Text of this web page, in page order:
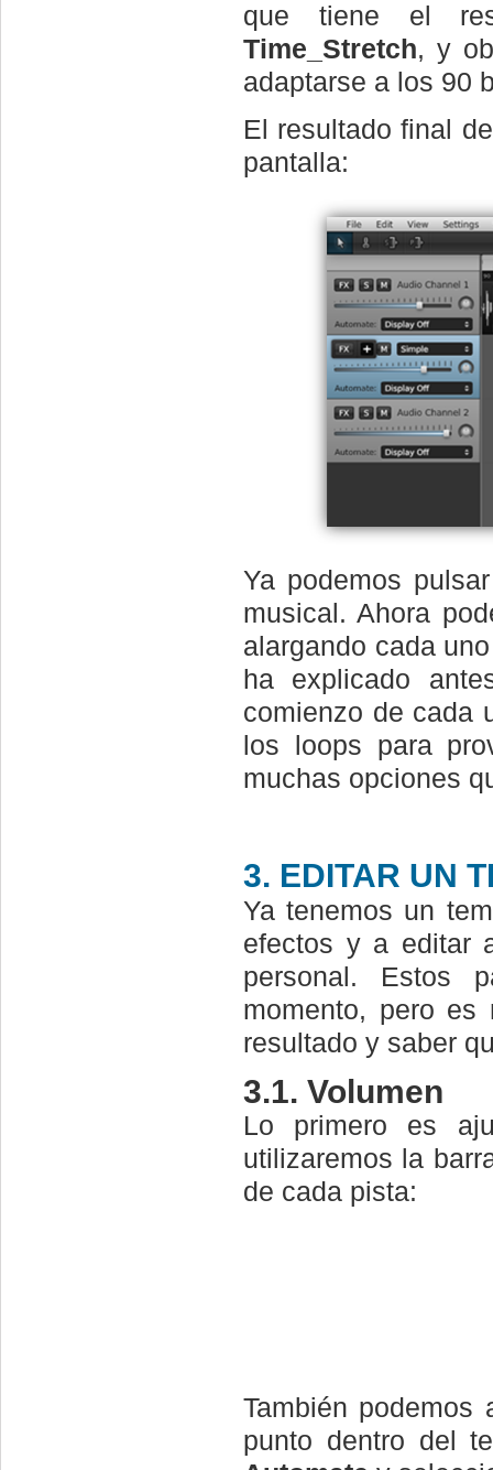
que tiene el
Time_Stretch, y
adaptarse a los 90
El resultado final
pantalla:
Ya podemos
musical. Ahora
alargando cada
ha explicado
comienzo de cada
los loops para
muchas opciones
3. EDITAR UN
Ya tenemos un
efectos y a editar
personal. Estos
momento, pero es
resultado y saber
3.1. Volumen
Lo primero es
utilizaremos la
de cada pista:
También
punto dentro del